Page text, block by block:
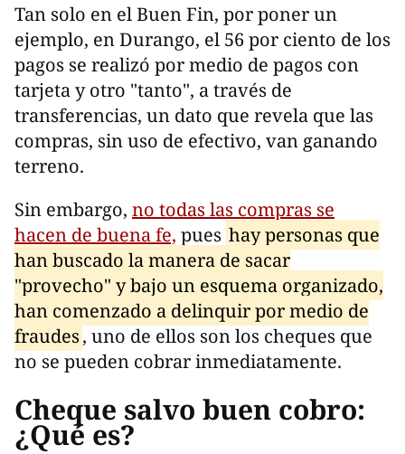
Tan solo en el Buen Fin, por poner un
ejemplo, en Durango, el 56 por ciento de los
pagos se realizó por medio de pagos con
tarjeta y otro "tanto", a través de
transferencias, un dato que revela que las
compras, sin uso de efectivo, van ganando
terreno.
Sin embargo, no todas las compras se
hacen de buena fe, pues hay personas que
han buscado la manera de sacar
"provecho" y bajo un esquema organizado,
han comenzado a delinquir por medio de
fraudes, uno de ellos son los cheques que
no se pueden cobrar inmediatamente.
Cheque salvo buen cobro:
¿Qué es?